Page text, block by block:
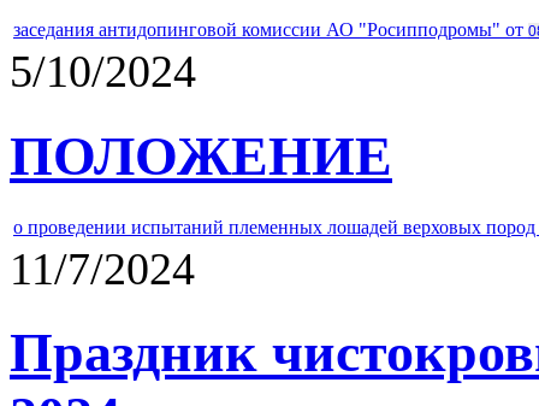
заседания антидопинговой комиссии АО "Росипподромы" от
5/10/2024
ПОЛОЖЕНИЕ
о проведении испытаний племенных лошадей верховых
11/7/2024
Праздник